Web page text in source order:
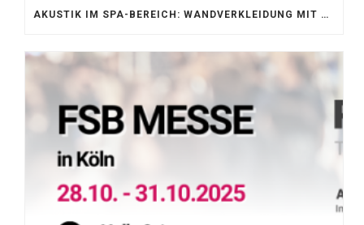
AKUSTIK IM SPA-BEREICH: WANDVERKLEIDUNG MIT SILENTPROTECT CORE